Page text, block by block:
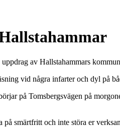
av Hallstahammars
vid några infarter och dyl på
på Tomsbergsvägen på
på smärtfritt och inte störa er